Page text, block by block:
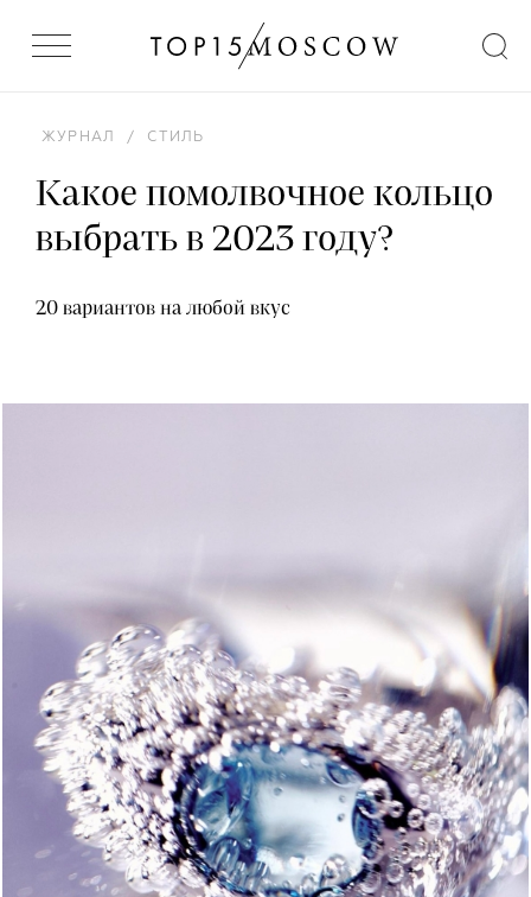
ЖУРНАЛ / СТИЛЬ
Какое помолвочное кольцо
выбрать в 2023 году?
20 вариантов на любой вкус